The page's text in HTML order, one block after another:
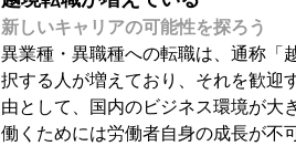
新しいキャリアの可能性を探ろう
異業種・異職種への転職は、通称「
択する人が増えており、それを歓迎
由として、国内のビジネス環境が大
働くためには労働者自身の成長が不